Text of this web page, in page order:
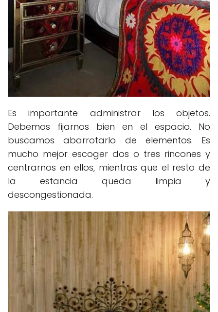
Es importante administrar los objetos.
Debemos fijarnos bien en el espacio. No
buscamos abarrotarlo de elementos. Es
mucho mejor escoger dos o tres rincones y
centrarnos en ellos, mientras que el resto de
la estancia queda limpia y
descongestionada.